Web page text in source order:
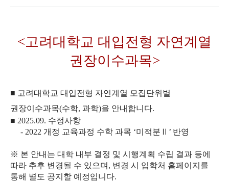
<고려대학교 대입전형 자연계열
권장이수과목>
■ 고려대학교 대입전형 자연계열 모집단위별
권장이수과목(수학, 과학)을 안내합니다.
■ 2025.09. 수정사항
- 2022 개정 교육과정 수학 과목 ‘미적분Ⅱ’ 반영
※ 본 안내는 대학 내부 결정 및 시행계획 수립 결과 등에
따라 추후 변경될 수 있으며, 변경 시 입학처 홈페이지를
통해 별도 공지할 예정입니다.